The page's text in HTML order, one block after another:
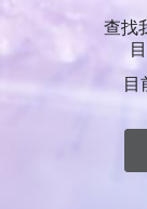
查找
目